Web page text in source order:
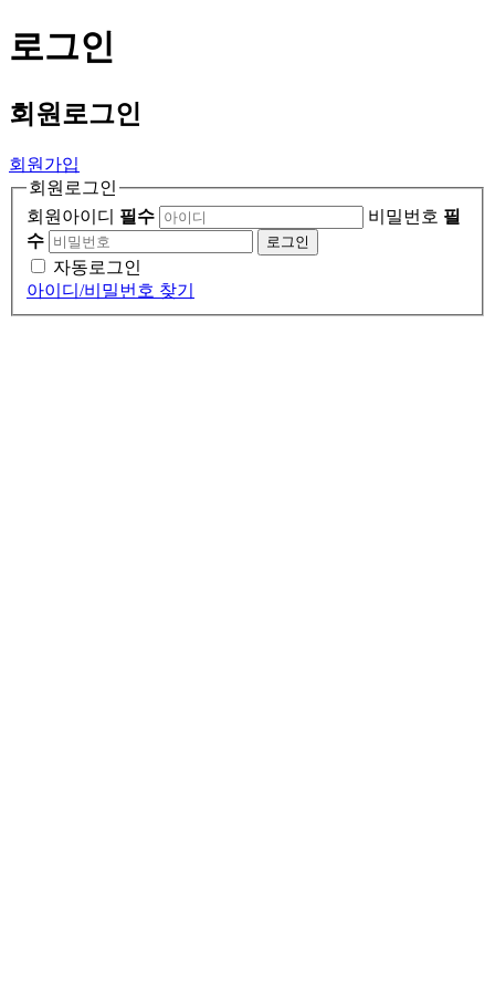
로그인
회원 로그인
회원가입
회원로그인
회원아이디 필수 비밀번호 필
수
로그인
자동로그인
아이디/비밀번호 찾기